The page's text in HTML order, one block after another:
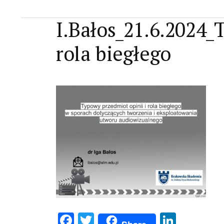
rola biegłego